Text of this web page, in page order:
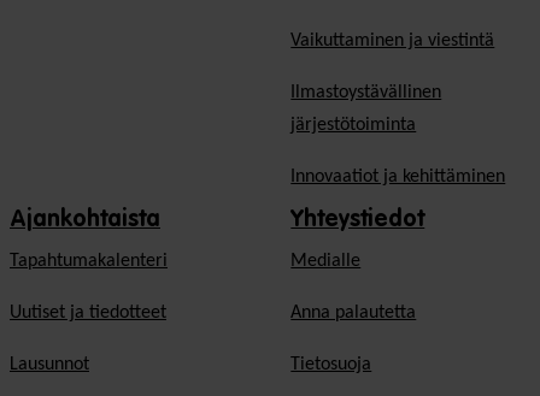
Vaikuttaminen ja viestintä
Ilmastoystävällinen
järjestötoiminta
Innovaatiot ja kehittäminen
Ajankohtaista
Tapahtumakalenteri
Uutiset ja tiedotteet
Lausunnot
Yhteystiedot
Medialle
Anna palautetta
Tietosuoja